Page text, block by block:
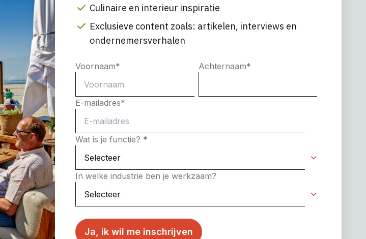
Culinaire en interieur inspiratie
Exclusieve content zoals: artikelen, interviews en
ondernemersverhalen
Voornaam* Achternaam*
E-mailadres*
Wat is je functie? *
In welke industrie ben je werkzaam?